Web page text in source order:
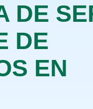
DE
DE
EN